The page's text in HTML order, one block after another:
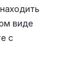
виде
с